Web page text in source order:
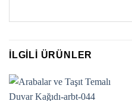
İLGILI ÜRÜNLER